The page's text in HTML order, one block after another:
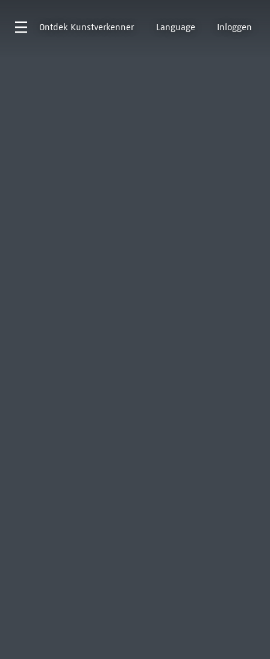
Ontdek Kunstverkenner Language Inloggen